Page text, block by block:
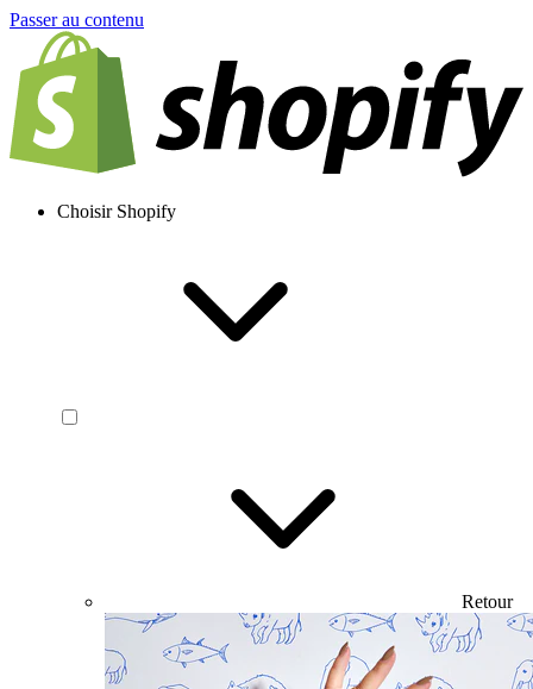
Passer au contenu
Choisir Shopify
Retour